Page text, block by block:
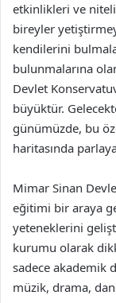
etkinlikleri ve
bireyler
kendilerini
bulunmalarına
Devlet
büyüktür.
günümüzde, bu
haritasında
Mimar Sinan
eğitimi bir araya
yeteneklerini
kurumu olarak
sadece akademik
müzik, drama,